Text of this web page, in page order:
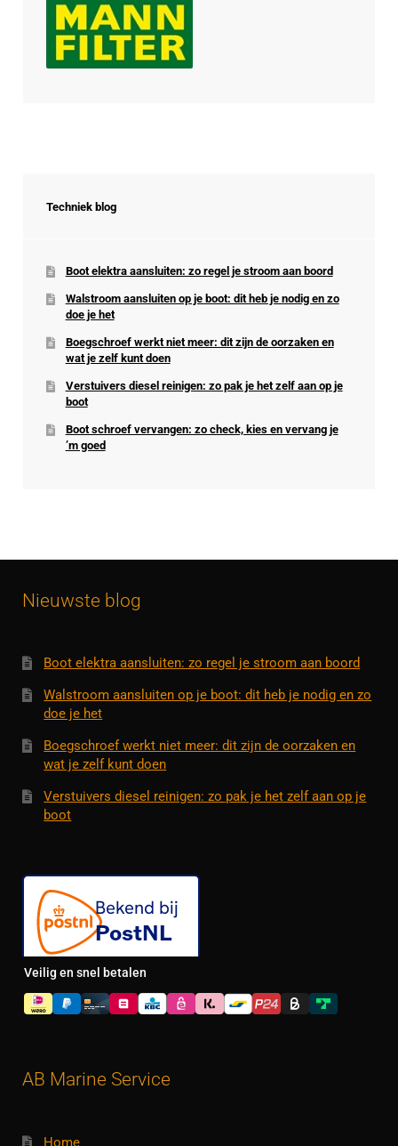
Techniek blog
Boot elektra aansluiten: zo regel je stroom aan boord
Walstroom aansluiten op je boot: dit heb je nodig en zo
doe je het
Boegschroef werkt niet meer: dit zijn de oorzaken en
wat je zelf kunt doen
Verstuivers diesel reinigen: zo pak je het zelf aan op je
boot
Boot schroef vervangen: zo check, kies en vervang je
’m goed
Nieuwste blog
Boot elektra aansluiten: zo regel je stroom aan boord
Walstroom aansluiten op je boot: dit heb je nodig en zo
doe je het
Boegschroef werkt niet meer: dit zijn de oorzaken en
wat je zelf kunt doen
Verstuivers diesel reinigen: zo pak je het zelf aan op je
boot
Veilig en snel betalen
AB Marine Service
Home